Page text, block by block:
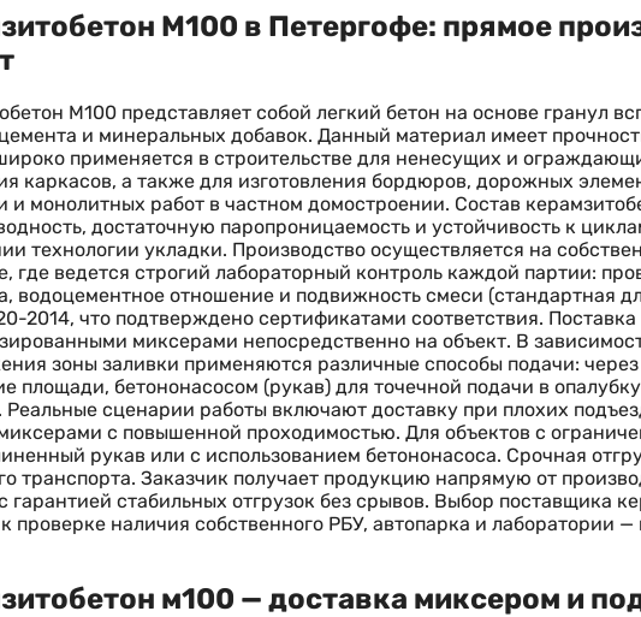
М100 в Петергофе: прямое
М100 представляет собой легкий бетон на основе гранул
и минеральных добавок. Данный материал имеет
применяется в строительстве для ненесущих и
каркасов, а также для изготовления бордюров, дорожных
и монолитных работ в частном домостроении. Состав
достаточную паропроницаемость и устойчивость к
технологии укладки. Производство осуществляется на
где ведется строгий лабораторный контроль каждой партии:
водоцементное отношение и подвижность смеси (стандартная
2014, что подтверждено сертификатами соответствия.
миксерами непосредственно на объект. В
зоны заливки применяются различные способы подачи:
площади, бетононасосом (рукав) для точечной подачи в
Реальные сценарии работы включают доставку при плохих
с повышенной проходимостью. Для объектов с
рукав или с использованием бетононасоса. Срочная
транспорта. Заказчик получает продукцию напрямую от
гарантией стабильных отгрузок без срывов. Выбор поставщика
проверке наличия собственного РБУ, автопарка и лаборатории
м100 — доставка миксером и